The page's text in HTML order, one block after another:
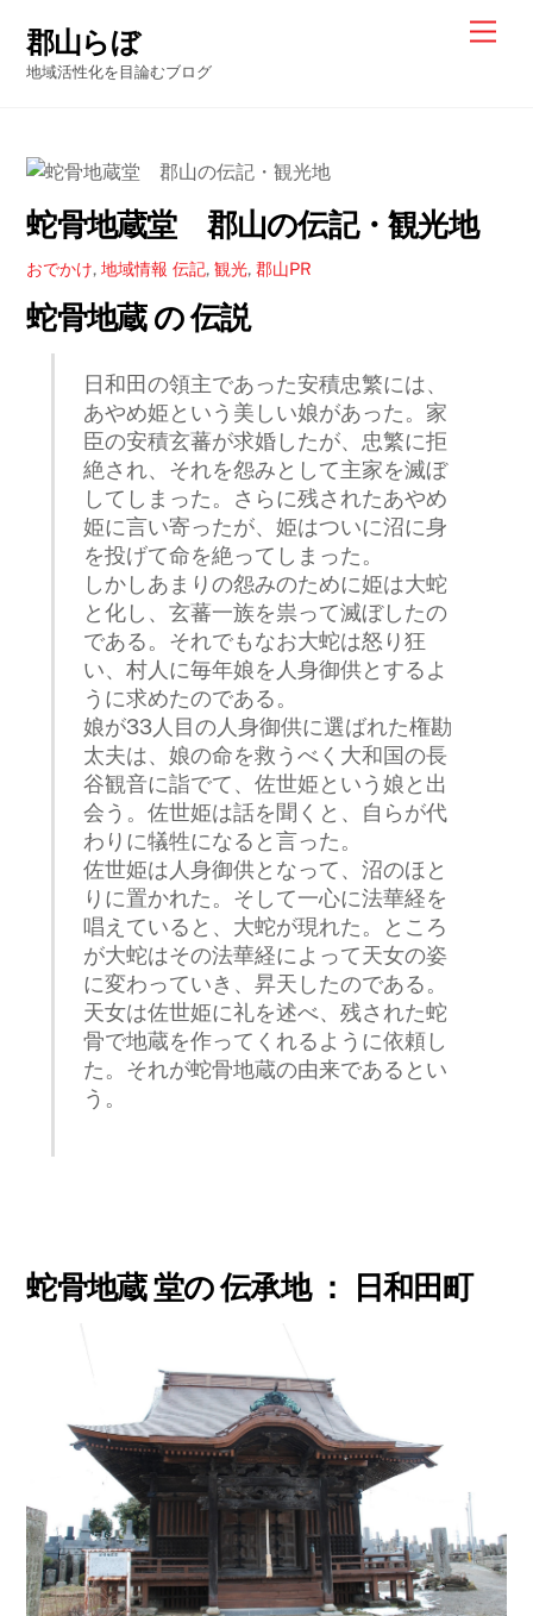
content
郡山らぼ
地域活性化を目論むブログ
蛇骨地蔵堂 郡山の伝記・観光地
おでかけ,地域情報 伝記,観光,郡山PR
蛇骨地蔵 の 伝説
日和田の領主であった安積忠繁には、
あやめ姫という美しい娘があった。家
臣の安積玄蕃が求婚したが、忠繁に拒
絶され、それを怨みとして主家を滅ぼ
してしまった。さらに残されたあやめ
姫に言い寄ったが、姫はついに沼に身
を投げて命を絶ってしまった。
しかしあまりの怨みのために姫は大蛇
と化し、玄蕃一族を祟って滅ぼしたの
である。それでもなお大蛇は怒り狂
い、村人に毎年娘を人身御供とするよ
うに求めたのである。
娘が33人目の人身御供に選ばれた権勘
太夫は、娘の命を救うべく大和国の長
谷観音に詣でて、佐世姫という娘と出
会う。佐世姫は話を聞くと、自らが代
わりに犠牲になると言った。
佐世姫は人身御供となって、沼のほと
りに置かれた。そして一心に法華経を
唱えていると、大蛇が現れた。ところ
が大蛇はその法華経によって天女の姿
に変わっていき、昇天したのである。
天女は佐世姫に礼を述べ、残された蛇
骨で地蔵を作ってくれるように依頼し
た。それが蛇骨地蔵の由来であるとい
う。
蛇骨地蔵 堂の 伝承地 ： 日和田町